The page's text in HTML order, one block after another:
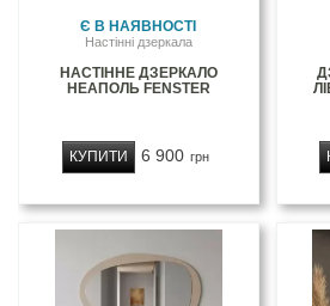
Є В НАЯВНОСТІ
Настінні дзеркала
НАСТІННЕ ДЗЕРКАЛО
НЕАПОЛЬ FENSTER
6 900 грн
КУПИТИ